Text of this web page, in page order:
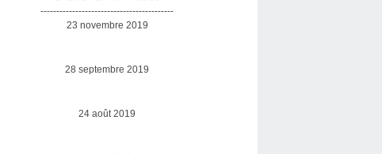
------------------------------------------
23 novembre 2019
28 septembre 2019
24 août 2019